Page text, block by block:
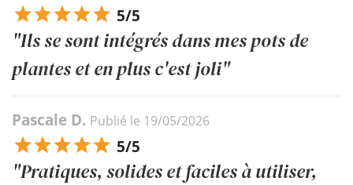
5/5
"Ils se sont intégrés dans mes pots de
plantes et en plus c'est joli"
Pascale D. Publié le 19/05/2026
5/5
"Pratiques, solides et faciles à utiliser,